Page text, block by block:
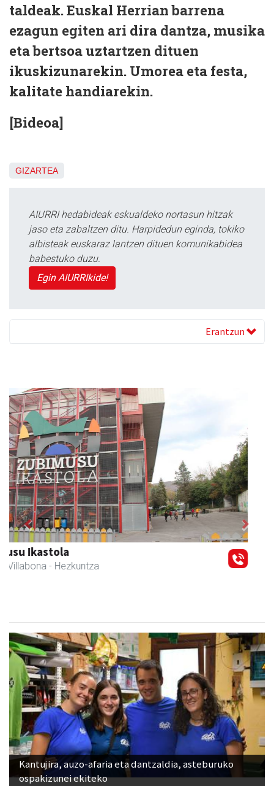
taldeak. Euskal Herrian barrena
ezagun egiten ari dira dantza, musika
eta bertsoa uztartzen dituen
ikuskizunarekin. Umorea eta festa,
kalitate handiarekin.
[Bideoa]
GIZARTEA
AIURRI hedabideak eskualdeko nortasun hitzak
jaso eta zabaltzen ditu. Harpidedun eginda, tokiko
albisteak euskaraz lantzen dituen komunikabidea
babestuko duzu.
Egin AIURRIkide!
Erantzun
Magale Ikastetxea
Urnieta - Hezkuntza
Previous Next
Kantujira, auzo-afaria eta dantzaldia, asteburuko
ospakizunei ekiteko